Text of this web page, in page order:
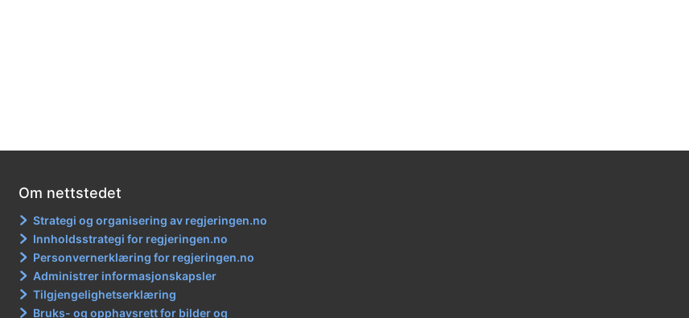
Om nettstedet
Strategi og organisering av regjeringen.no
Innholdsstrategi for regjeringen.no
Personvernerklæring for regjeringen.no
Administrer informasjonskapsler
Tilgjengelighetserklæring
Bruks- og opphavsrett for bilder og